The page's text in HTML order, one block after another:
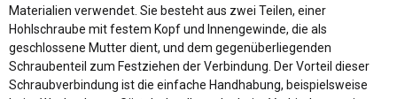
Materialien verwendet. Sie besteht aus zwei Teilen, einer
Hohlschraube mit festem Kopf und Innengewinde, die als
geschlossene Mutter dient, und dem gegenüberliegenden
Schraubenteil zum Festziehen der Verbindung. Der Vorteil dieser
Schraubverbindung ist die einfache Handhabung, beispielsweise